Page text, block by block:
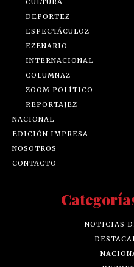
DEPORTEZ
ESPECTÁCULOZ
EZENARIO
INTERNACIONAL
COLUMNAZ
ZOOM POLÍTICO
REPORTAJEZ
NACIONAL
EDICIÓN IMPRESA
NOSOTROS
CONTACTO
NOTICIAS